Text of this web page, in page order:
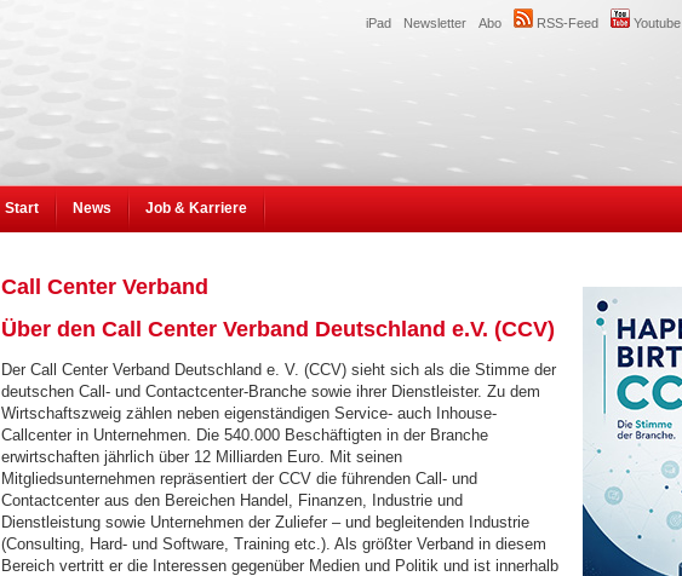
Youtube
RSS-Feed
Abo
Newsletter
iPad
Start News Job & Karriere
Call Center Verband
Über den Call Center Verband Deutschland e.V. (CCV)
Der Call Center Verband Deutschland e. V. (CCV) sieht sich als die Stimme der
deutschen Call- und Contactcenter-Branche sowie ihrer Dienstleister. Zu dem
Wirtschaftszweig zählen neben eigenständigen Service- auch Inhouse-
Callcenter in Unternehmen. Die 540.000 Beschäftigten in der Branche
erwirtschaften jährlich über 12 Milliarden Euro. Mit seinen
Mitgliedsunternehmen repräsentiert der CCV die führenden Call- und
Contactcenter aus den Bereichen Handel, Finanzen, Industrie und
Dienstleistung sowie Unternehmen der Zuliefer – und begleitenden Industrie
(Consulting, Hard- und Software, Training etc.). Als größter Verband in diesem
Bereich vertritt er die Interessen gegenüber Medien und Politik und ist innerhalb